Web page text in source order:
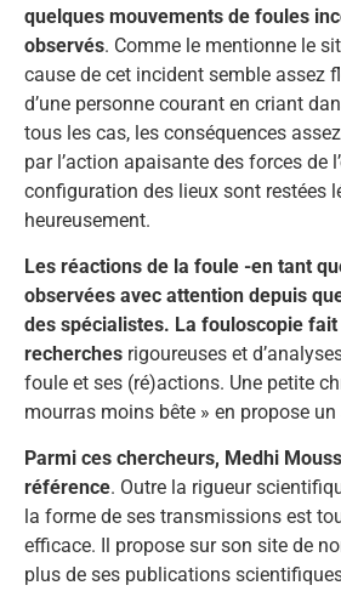
quelques mouvements de foules
observés. Comme le mentionne le
cause de cet incident semble assez
d’une personne courant en criant
tous les cas, les conséquences
par l’action apaisante des forces de
configuration des lieux sont restées
heureusement.
Les réactions de la foule -en tant
observées avec attention depuis
des spécialistes. La fouloscopie fait
recherches rigoureuses et
foule et ses (ré)actions. Une petite
mourras moins bête » en propose un
Parmi ces chercheurs, Medhi
référence. Outre la rigueur
la forme de ses transmissions est
efficace. Il propose sur son site de
plus de ses publications